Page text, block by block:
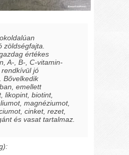
zöldségfajta.
értékes
A-, B-, C-vitamin-
jó
Bővelkedik
emellett
likopint, biotint,
magnéziumot,
cinket, rezet,
és vasat tartalmaz.
):